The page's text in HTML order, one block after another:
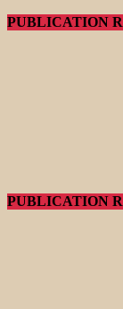
PUBLICATION
PUBLICATION